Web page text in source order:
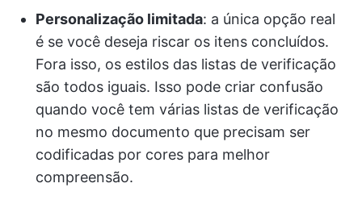
Personalização limitada: a única opção real
é se você deseja riscar os itens concluídos.
Fora isso, os estilos das listas de verificação
são todos iguais. Isso pode criar confusão
quando você tem várias listas de verificação
no mesmo documento que precisam ser
codificadas por cores para melhor
compreensão.